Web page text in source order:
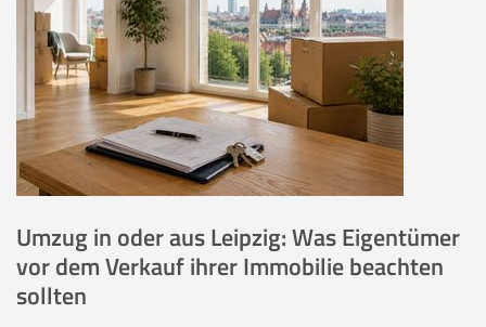
Umzug in oder aus Leipzig: Was Eigentümer
vor dem Verkauf ihrer Immobilie beachten
sollten